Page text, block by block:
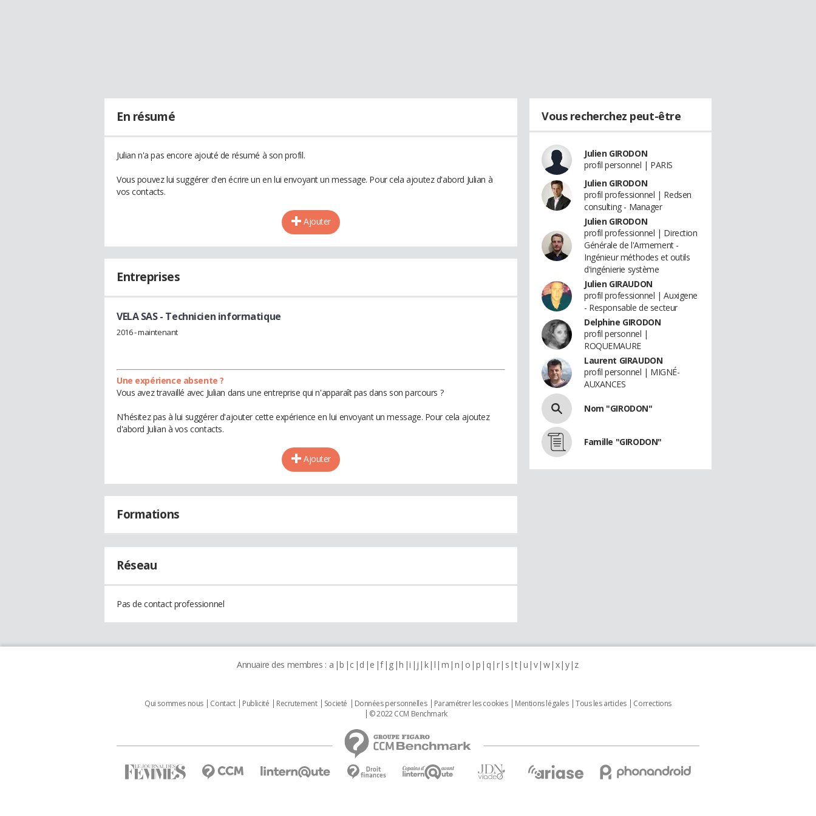
En résumé
Julian n'a pas encore ajouté de résumé à son profil.
Vous pouvez lui suggérer d'en écrire un en lui envoyant un message. Pour cela ajoutez d'abord Julian à
vos contacts.
Ajouter
Entreprises
VELA SAS- Technicien informatique
2016 - maintenant
Une expérience absente ?
Vous avez travaillé avec Julian dans une entreprise qui n'apparaît pas dans son parcours ?
N'hésitez pas à lui suggérer d'ajouter cette expérience en lui envoyant un message. Pour cela ajoutez
d'abord Julian à vos contacts.
Ajouter
Formations
Réseau
Pas de contact professionnel
Vous recherchez peut-être
Julien GIRODON
profil personnel | PARIS
Julien GIRODON
profil professionnel | Redsen
consulting - Manager
Julien GIRODON
profil professionnel | Direction
Générale de l'Armement -
Ingénieur méthodes et outils
d'ingénierie système
Julien GIRAUDON
profil professionnel | Auxigene
- Responsable de secteur
Delphine GIRODON
profil personnel |
ROQUEMAURE
Laurent GIRAUDON
profil personnel | MIGNÉ-
AUXANCES
Nom "GIRODON"
Famille "GIRODON"
Annuaire des membres : a b c d e f g h i j k l m n o p q r s t u v w x y z
Qui sommes nous Contact Publicité Recrutement Societé Données personnelles Paramétrer les cookies Mentions légales Tous les articles
Corrections
© 2022 CCM Benchmark